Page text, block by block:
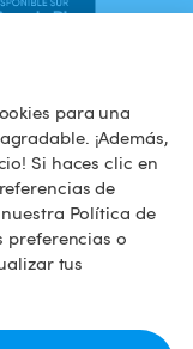
para una
¡Además,
Si haces clic en
de
Política de
o
tus